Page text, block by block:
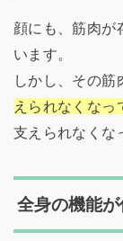
顔にも、筋肉が
います。
しかし、その
えられなくなっ
支えられなくな
全身の機能